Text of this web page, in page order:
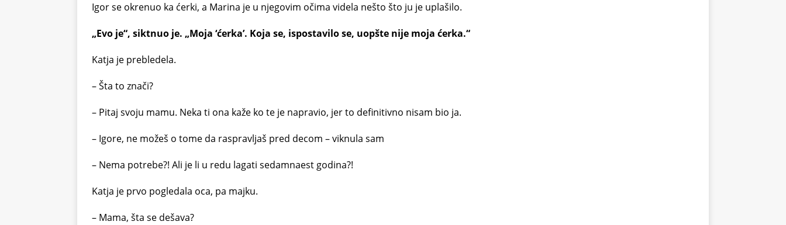
Igor se okrenuo ka ćerki, a Marina je u njegovim očima videla nešto što ju je uplašilo.
„Evo je“, siktnuo je. „Moja ‘ćerka’. Koja se, ispostavilo se, uopšte nije moja ćerka.“
Katja je prebledela.
– Šta to znači?
– Pitaj svoju mamu. Neka ti ona kaže ko te je napravio, jer to definitivno nisam bio ja.
– Igore, ne možeš o tome da raspravljaš pred decom – viknula sam
– Nema potrebe?! Ali je li u redu lagati sedamnaest godina?!
Katja je prvo pogledala oca, pa majku.
– Mama, šta se dešava?